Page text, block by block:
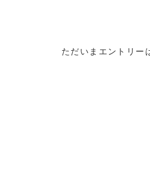
ただいまエントリー